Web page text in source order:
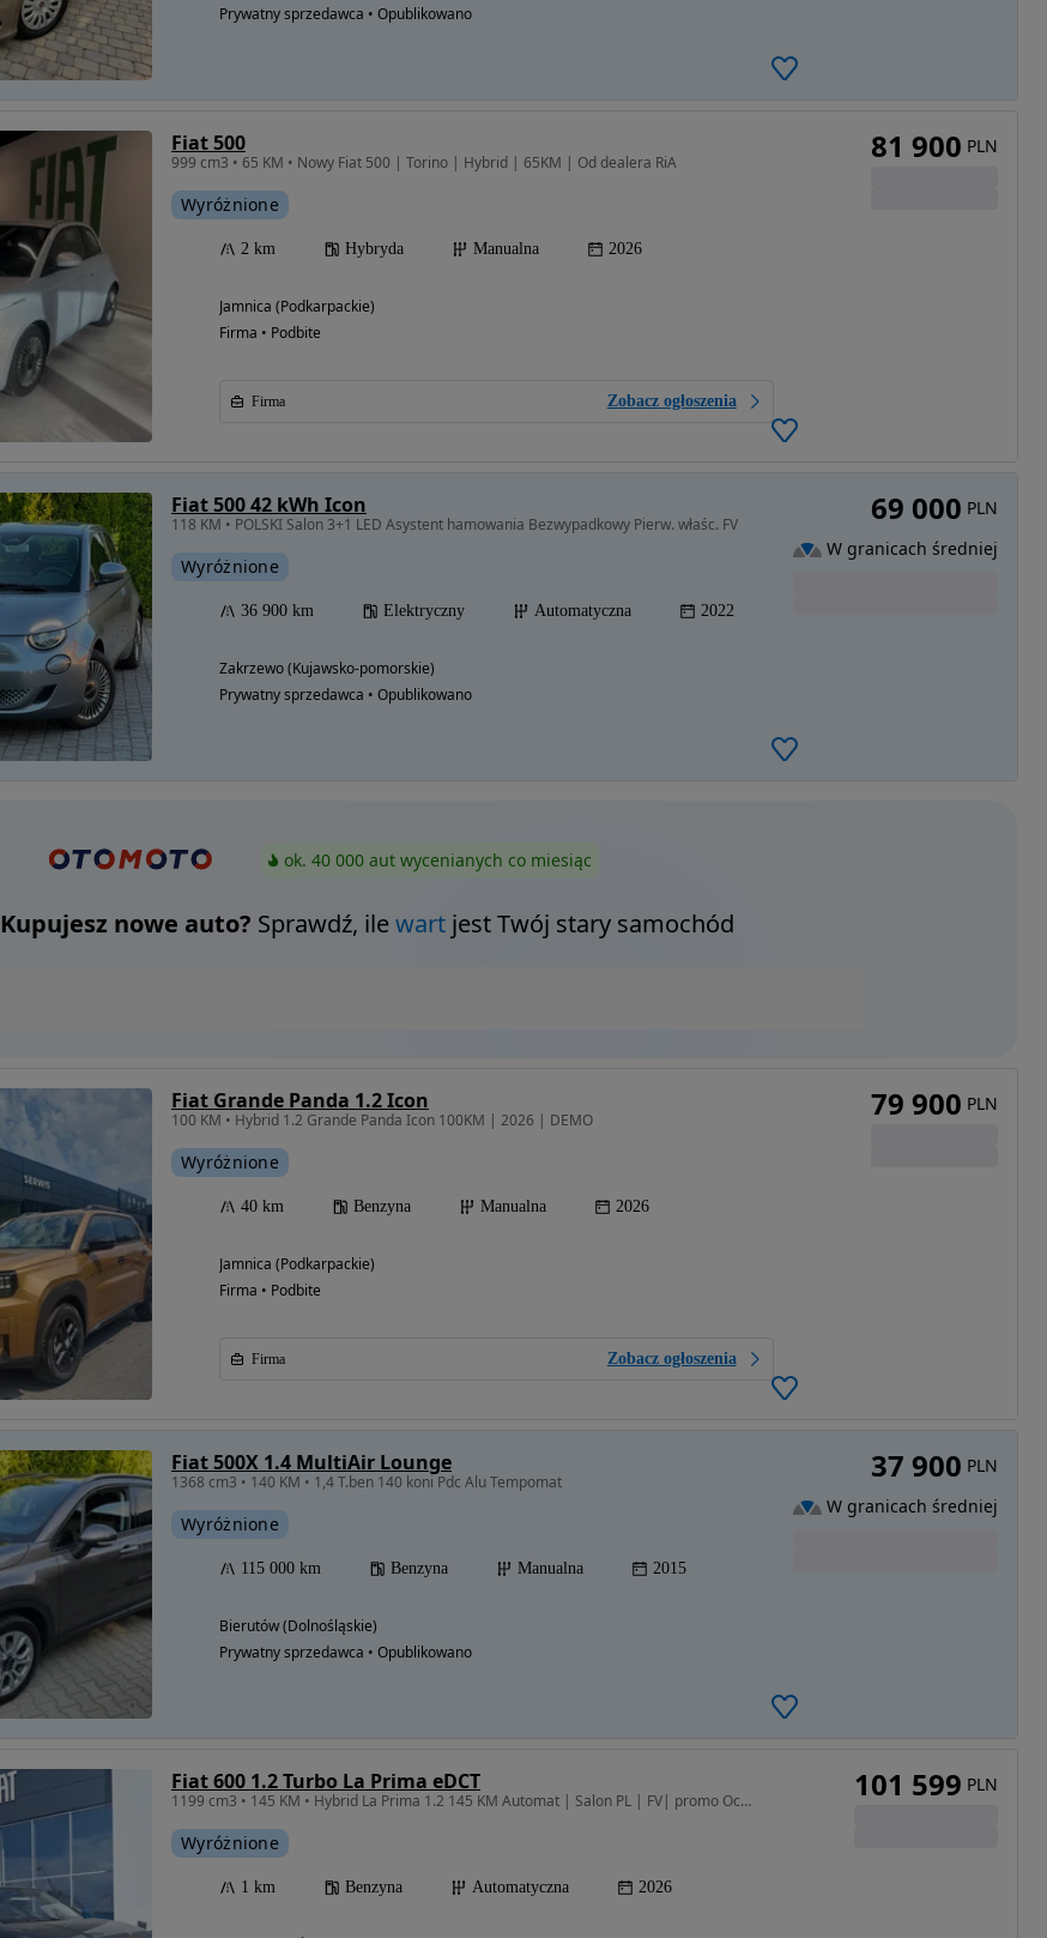
Prywatny sprzedawca • Opublikowano
Fiat 500
999 cm3 • 65 KM • Nowy Fiat 500 | Torino | Hybrid | 65KM | Od dealera RiA
Wyróżnione
2 km Hybryda Manualna 2026
Jamnica (Podkarpackie)
Firma • Podbite
Firma Zobacz ogłoszenia
81 900 PLN
Fiat 500 42 kWh Icon
118 KM • POLSKI Salon 3+1 LED Asystent hamowania Bezwypadkowy Pierw. właśc. FV
Wyróżnione
36 900 km Elektryczny Automatyczna 2022
Zakrzewo (Kujawsko-pomorskie)
Prywatny sprzedawca • Opublikowano
69 000 PLN
W granicach średniej
ok. 40 000 aut wycenianych co miesiąc
Kupujesz nowe auto? Sprawdź, ilewartjest Twój stary samochód
Fiat Grande Panda 1.2 Icon
100 KM • Hybrid 1.2 Grande Panda Icon 100KM | 2026 | DEMO
Wyróżnione
40 km Benzyna Manualna 2026
Jamnica (Podkarpackie)
Firma • Podbite
Firma Zobacz ogłoszenia
79 900 PLN
Fiat 500X 1.4 MultiAir Lounge
1368 cm3 • 140 KM • 1,4 T.ben 140 koni Pdc Alu Tempomat
Wyróżnione
115 000 km Benzyna Manualna 2015
Bierutów (Dolnośląskie)
Prywatny sprzedawca • Opublikowano
37 900 PLN
W granicach średniej
Fiat 600 1.2 Turbo La Prima eDCT
1199 cm3 • 145 KM • Hybrid La Prima 1.2 145 KM Automat | Salon PL | FV| promo Oc/AC
Wyróżnione
1 km Benzyna Automatyczna 2026
101 599 PLN